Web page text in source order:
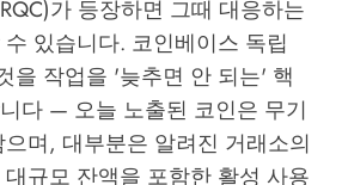
가 등장하면 그때 대응하는
있습니다. 코인베이스 독립
을 작업을 '늦추면 안 되는' 핵
다 — 오늘 노출된 코인은 무기
며, 대부분은 알려진 거래소의
규모 잔액을 포함한 활성 사용